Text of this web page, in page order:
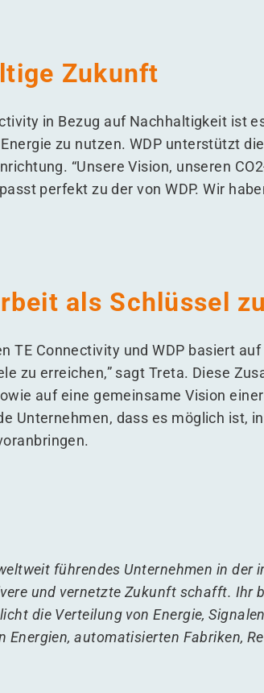
Zukunft
in Bezug auf Nachhaltigkeit ist
zu nutzen. WDP unterstützt
“Unsere Vision, unseren
perfekt zu der von WDP. Wir
als Schlüssel
TE Connectivity und WDP basiert
zu erreichen,” sagt Treta. Diese
auf eine gemeinsame Vision
Unternehmen, dass es möglich ist,
führendes Unternehmen in der
und vernetzte Zukunft schafft. Ihr
die Verteilung von Energie,
Energien, automatisierten Fabriken,